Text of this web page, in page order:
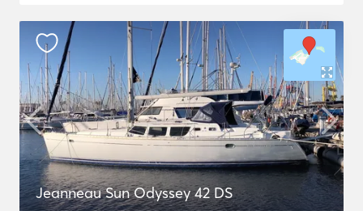
Jeanneau Sun Odyssey 42 DS